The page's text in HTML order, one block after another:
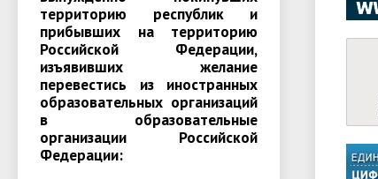
территорию республик и
прибывших на территорию
Российской Федерации,
изъявивших желание
перевестись из иностранных
образовательных организаций
в образовательные
организации Российской
Федерации: